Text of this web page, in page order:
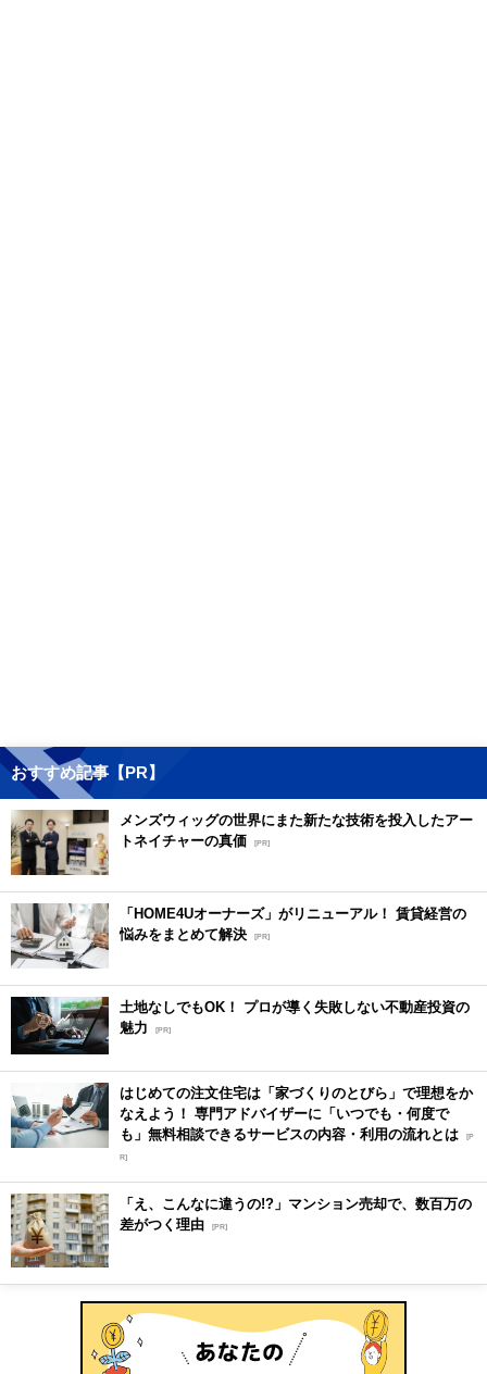
おすすめ記事【PR】
メンズウィッグの世界にまた新たな技術を投入したアー
トネイチャーの真価 [PR]
「HOME4Uオーナーズ」がリニューアル！ 賃貸経営の
悩みをまとめて解決 [PR]
土地なしでもOK！ プロが導く失敗しない不動産投資の
魅力
[PR]
はじめての注文住宅は「家づくりのとびら」で理想をか
なえよう！ 専門アドバイザーに「いつでも・何度で
も」無料相談できるサービスの内容・利用の流れとは [P
R]
「え、こんなに違うの!?」マンション売却で、数百万の
差がつく理由 [PR]